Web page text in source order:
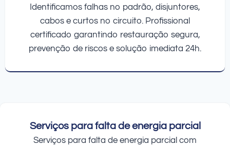
Identificamos falhas no padrão, disjuntores,
cabos e curtos no circuito. Profissional
certificado garantindo restauração segura,
prevenção de riscos e solução imediata 24h.
Serviços para falta de energia parcial
Serviços para falta de energia parcial com